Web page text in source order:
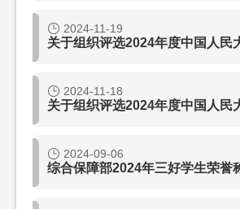
2024-11-19
2024-11-18
2024-09-06